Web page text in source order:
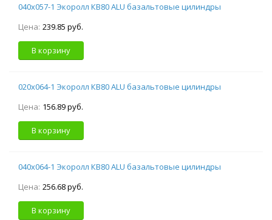
040х057-1 Экоролл КВ80 ALU базальтовые цилиндры
Цена: 239.85 руб.
В корзину
020х064-1 Экоролл КВ80 ALU базальтовые цилиндры
Цена: 156.89 руб.
В корзину
040х064-1 Экоролл КВ80 ALU базальтовые цилиндры
Цена: 256.68 руб.
В корзину